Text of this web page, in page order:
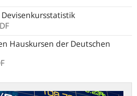
Hauskursen der Deutschen